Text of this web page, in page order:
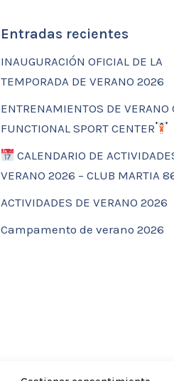
Entradas recientes
INAUGURACIÓN OFICIAL DE LA
TEMPORADA DE VERANO 2026
ENTRENAMIENTOS DE VERANO
FUNCTIONAL SPORT CENTER
CALENDARIO DE
VERANO 2026 – CLUB MARTIA
ACTIVIDADES DE VERANO 2026
Campamento de verano 2026